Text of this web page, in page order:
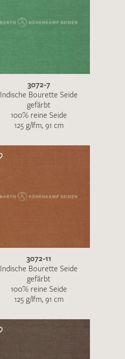
3072-7
Indische Bourette Seide
gefärbt
100% reine Seide
125 g/lfm, 91 cm
3072-11
Indische Bourette Seide
gefärbt
100% reine Seide
125 g/lfm, 91 cm